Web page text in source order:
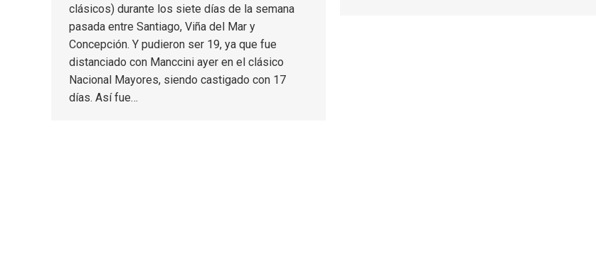
clásicos) durante los siete días de la semana
pasada entre Santiago, Viña del Mar y
Concepción. Y pudieron ser 19, ya que fue
distanciado con Manccini ayer en el clásico
Nacional Mayores, siendo castigado con 17
días. Así fue…